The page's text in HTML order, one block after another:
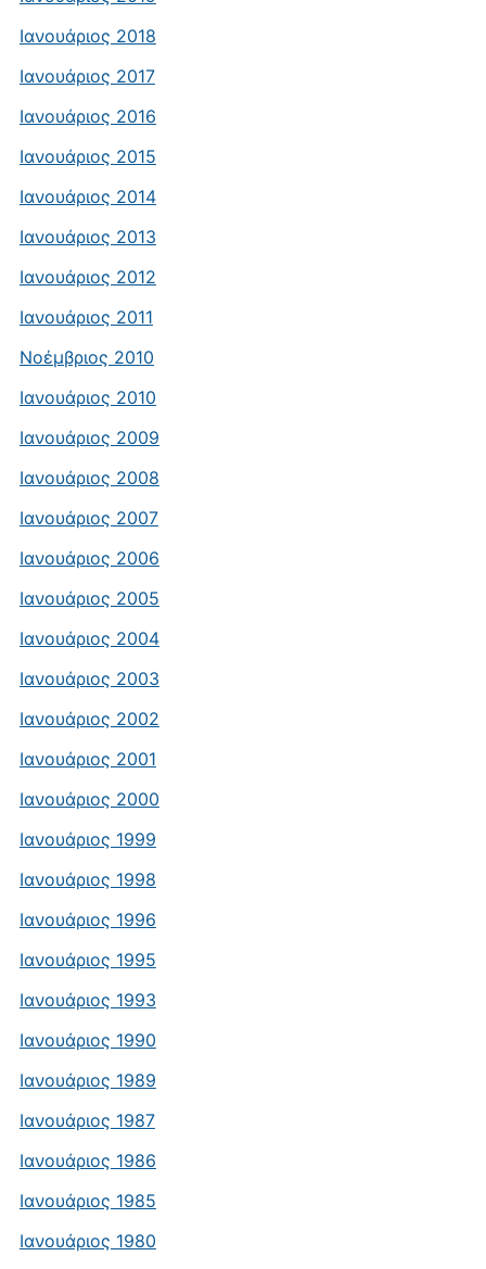
Ιανουάριος 2018
Ιανουάριος 2017
Ιανουάριος 2016
Ιανουάριος 2015
Ιανουάριος 2014
Ιανουάριος 2013
Ιανουάριος 2012
Ιανουάριος 2011
Νοέμβριος 2010
Ιανουάριος 2010
Ιανουάριος 2009
Ιανουάριος 2008
Ιανουάριος 2007
Ιανουάριος 2006
Ιανουάριος 2005
Ιανουάριος 2004
Ιανουάριος 2003
Ιανουάριος 2002
Ιανουάριος 2001
Ιανουάριος 2000
Ιανουάριος 1999
Ιανουάριος 1998
Ιανουάριος 1996
Ιανουάριος 1995
Ιανουάριος 1993
Ιανουάριος 1990
Ιανουάριος 1989
Ιανουάριος 1987
Ιανουάριος 1986
Ιανουάριος 1985
Ιανουάριος 1980